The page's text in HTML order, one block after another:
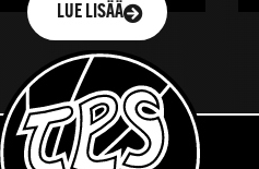
LUE LISÄÄ